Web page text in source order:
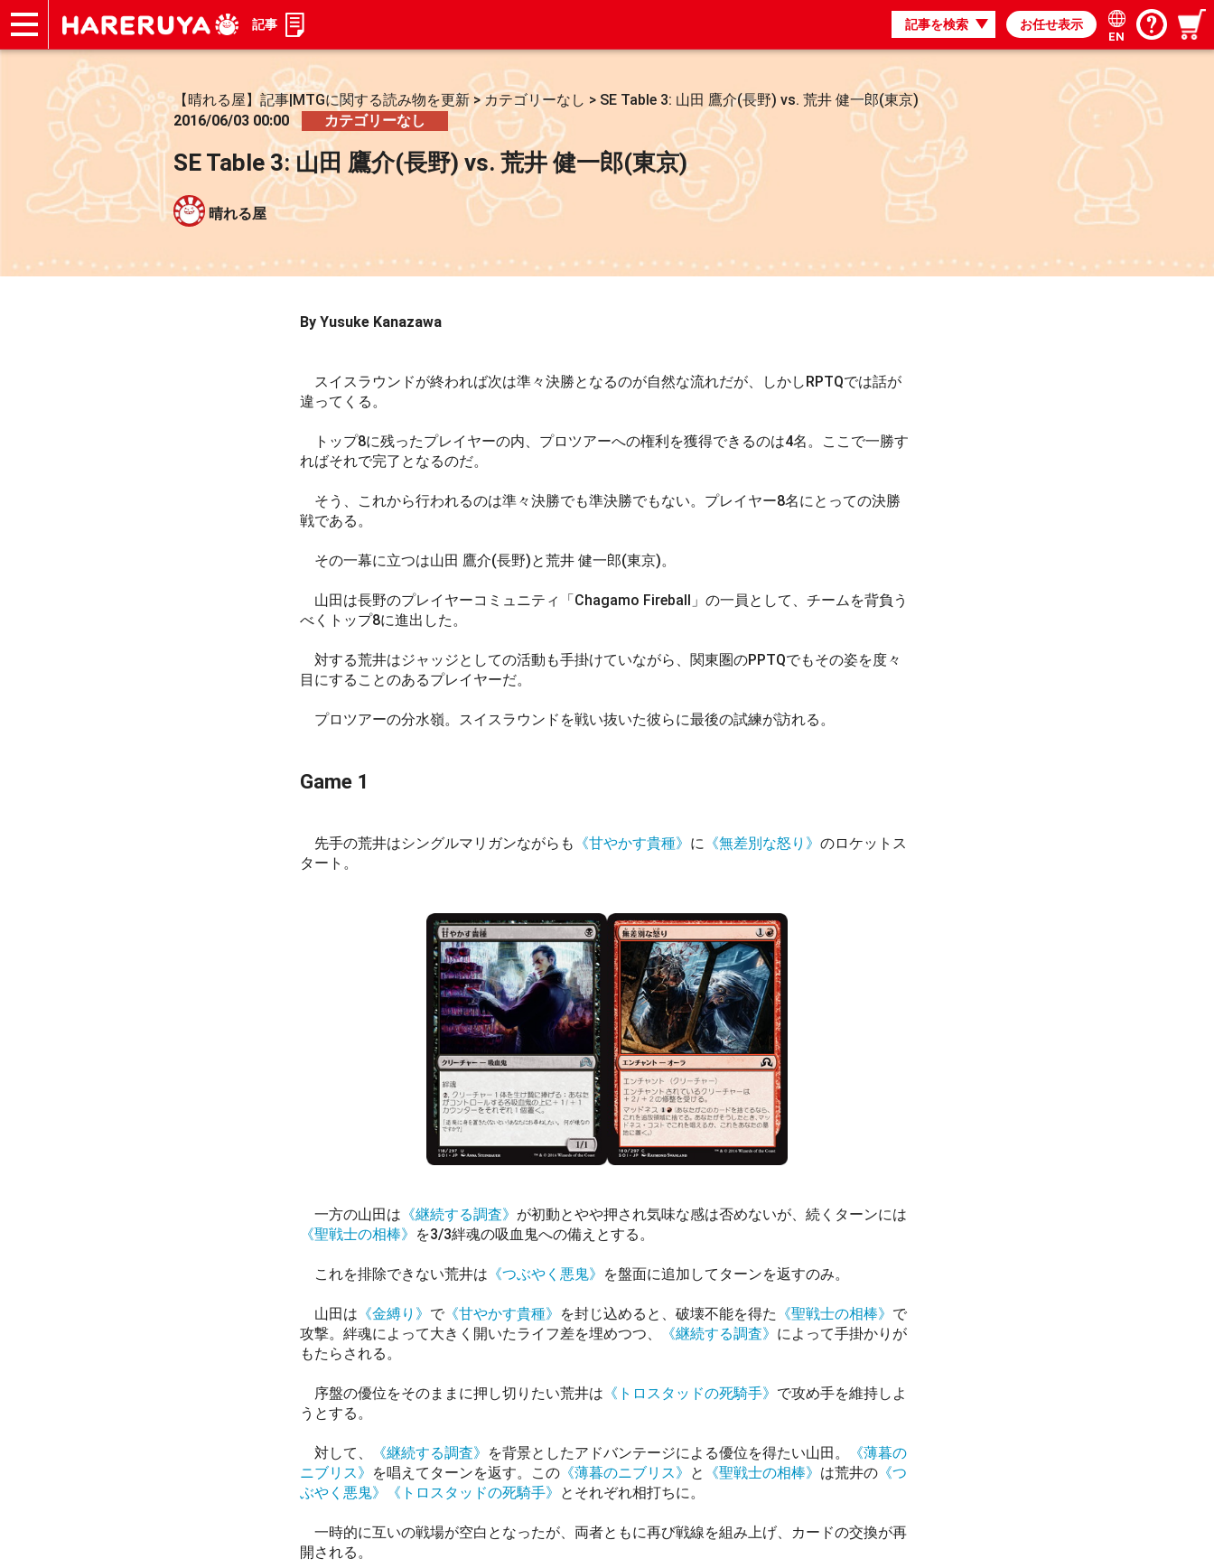
ショップ
デッキ検索
デッキ構築
選手一覧
店舗一覧
イベント
お問い合わせ
記事 記事を検索 お任せ表示
EN
【晴れる屋】記事|MTGに関する読み物を更新>カテゴリーなし > SE Table 3: 山田 鷹介(長野) vs. 荒井 健一郎(東京)
2016/06/03 00:00
カテゴリーなし
SE Table 3: 山田 鷹介(長野) vs. 荒井 健一郎(東京)
晴れる屋
By Yusuke Kanazawa
スイスラウンドが終われば次は準々決勝となるのが自然な流れだが、しかしRPTQでは話が
違ってくる。
トップ8に残ったプレイヤーの内、プロツアーへの権利を獲得できるのは4名。ここで一勝す
ればそれで完了となるのだ。
そう、これから行われるのは準々決勝でも準決勝でもない。プレイヤー8名にとっての決勝
戦である。
その一幕に立つは山田 鷹介(長野)と荒井 健一郎(東京)。
山田は長野のプレイヤーコミュニティ「Chagamo Fireball」の一員として、チームを背負う
べくトップ8に進出した。
対する荒井はジャッジとしての活動も手掛けていながら、関東圏のPPTQでもその姿を度々
目にすることのあるプレイヤーだ。
プロツアーの分水嶺。スイスラウンドを戦い抜いた彼らに最後の試練が訪れる。
Game 1
先手の荒井はシングルマリガンながらも 《甘やかす貴種》 に 《無差別な怒り》 のロケットス
タート。
一方の山田は 《継続する調査》 が初動とやや押され気味な感は否めないが、続くターンには
《聖戦士の相棒》 を3/3絆魂の吸血鬼への備えとする。
これを排除できない荒井は 《つぶやく悪鬼》 を盤面に追加してターンを返すのみ。
山田は 《金縛り》 で 《甘やかす貴種》 を封じ込めると、破壊不能を得た 《聖戦士の相棒》 で
攻撃。絆魂によって大きく開いたライフ差を埋めつつ、
《継続する調査》 によって手掛かりが
もたらされる。
序盤の優位をそのままに押し切りたい荒井は 《トロスタッドの死騎手》 で攻め手を維持しよ
うとする。
対して、 《継続する調査》 を背景としたアドバンテージによる優位を得たい山田。
《薄暮の
ニブリス》 を唱えてターンを返す。この 《薄暮のニブリス》 と 《聖戦士の相棒》 は荒井の 《つ
ぶやく悪鬼》
《トロスタッドの死騎手》 とそれぞれ相打ちに。
一時的に互いの戦場が空白となったが、両者ともに再び戦線を組み上げ、カードの交換が再
開される。